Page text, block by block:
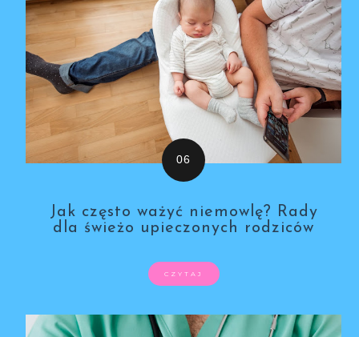
Jak często ważyć niemowlę? Rady
dla świeżo upieczonych rodziców
CZYTAJ